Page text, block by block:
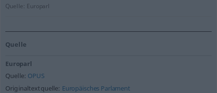
Quelle: Europarl
Quelle
Europarl
Quelle: OPUS
Originaltextquelle: Europäisches Parlament